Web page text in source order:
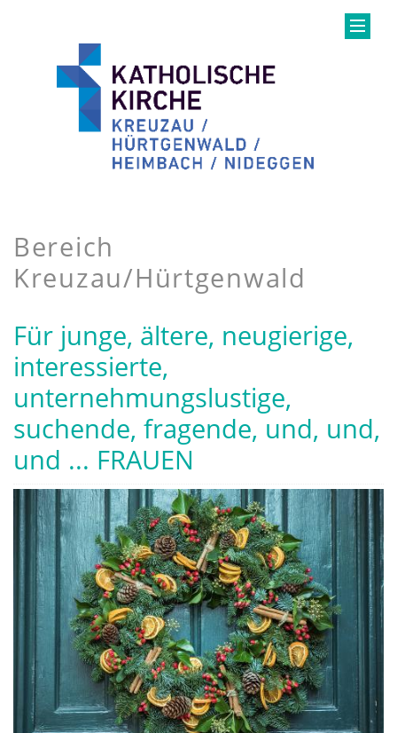
Bereich
Kreuzau/Hürtgenwald
Für junge, ältere, neugierige,
interessierte,
unternehmungslustige,
suchende, fragende, und, und,
und ... FRAUEN